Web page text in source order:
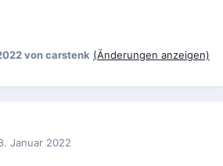
von carstenk (Änderungen anzeigen)
Januar 2022